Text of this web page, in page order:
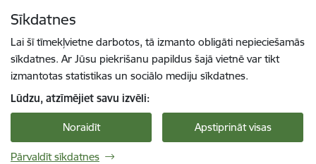
Sīkdatnes
Lai šī tīmekļvietne darbotos, tā izmanto obligāti nepieciešamās
sīkdatnes. Ar Jūsu piekrišanu papildus šajā vietnē var tikt
izmantotas statistikas un sociālo mediju sīkdatnes.
Lūdzu, atzīmējiet savu izvēli:
Noraidīt Apstiprināt visas
Pārvaldīt sīkdatnes